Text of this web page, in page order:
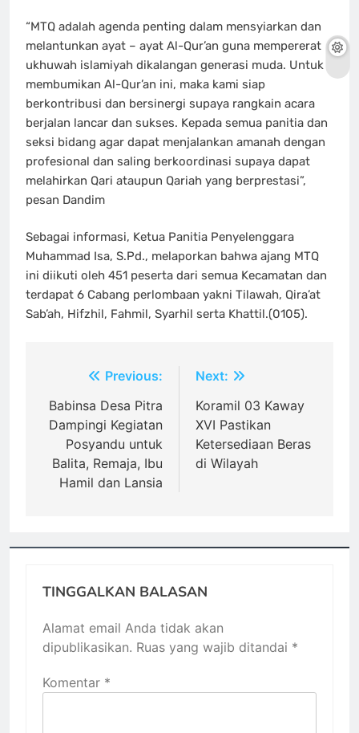
“MTQ adalah agenda penting dalam mensyiarkan dan
melantunkan ayat – ayat Al-Qur’an guna mempererat
ukhuwah islamiyah dikalangan generasi muda. Untuk
membumikan Al-Qur’an ini, maka kami siap
berkontribusi dan bersinergi supaya rangkain acara
berjalan lancar dan sukses. Kepada semua panitia dan
seksi bidang agar dapat menjalankan amanah dengan
profesional dan saling berkoordinasi supaya dapat
melahirkan Qari ataupun Qariah yang berprestasi”,
pesan Dandim
Sebagai informasi, Ketua Panitia Penyelenggara
Muhammad Isa, S.Pd., melaporkan bahwa ajang MTQ
ini diikuti oleh 451 peserta dari semua Kecamatan dan
terdapat 6 Cabang perlombaan yakni Tilawah, Qira’at
Sab’ah, Hifzhil, Fahmil, Syarhil serta Khattil.(0105).
Navigasi
pos
Previous:
Babinsa Desa Pitra
Dampingi Kegiatan
Posyandu untuk
Balita, Remaja, Ibu
Hamil dan Lansia
Next:
Koramil 03 Kaway
XVI Pastikan
Ketersediaan Beras
di Wilayah
TINGGALKAN BALASAN
Alamat email Anda tidak akan
dipublikasikan. Ruas yang wajib ditandai *
Komentar *